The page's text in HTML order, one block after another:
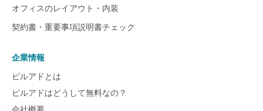
オフィスのレイアウト・内装
契約書・重要事項説明書チェック
企業情報
ビルアドとは
ビルアドはどうして無料なの？